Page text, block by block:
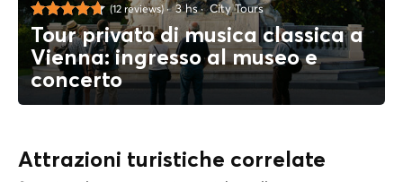
(12 reviews) 3 hs City Tours
Tour privato di musica classica a
Vienna: ingresso al museo e
concerto
Attrazioni turistiche correlate